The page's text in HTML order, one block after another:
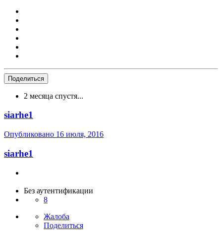
Поделиться
2 месяца спустя...
siarhe1
Опубликовано 16 июля, 2016
siarhe1
Без аутентификации
8
Жалоба
Поделиться